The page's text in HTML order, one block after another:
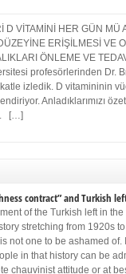
D VİTAMİNİ HER GÜN MÜ
ERİŞİLMESİ VE
ÖNLEME VE
profesörlerinden Dr.
izledik. D vitamininin
Anladıklarımızı
[…]
contract” and Turkish
of the Turkish left in
stretching from 1920s
not one to be ashamed of.
in that history can be
chauvinist attitude or at